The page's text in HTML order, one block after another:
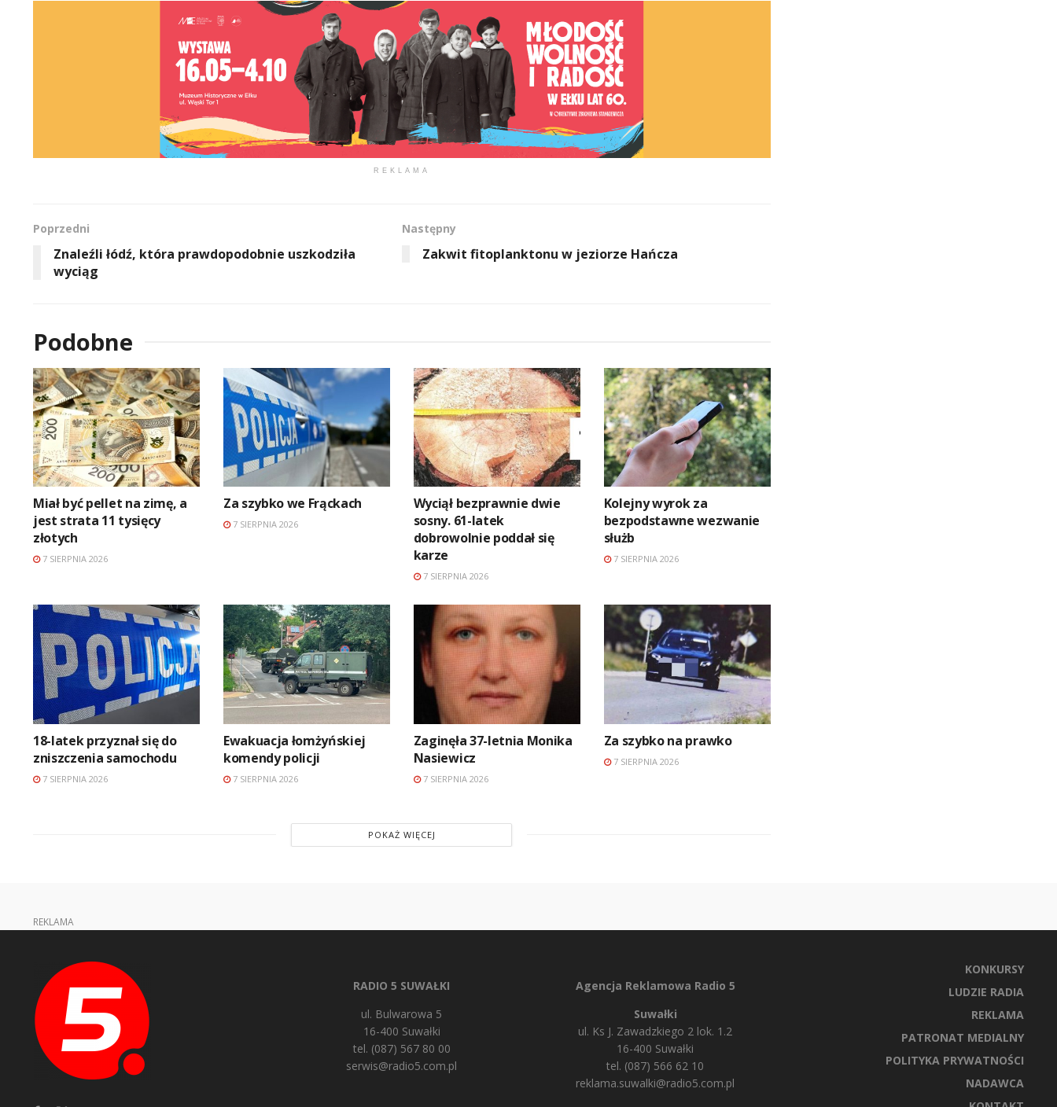
REKLAMA
Poprzedni
Znaleźli łódź, która prawdopodobnie uszkodziła
wyciąg
Następny
Zakwit fitoplanktonu w jeziorze Hańcza
Podobne
Miał być pellet na zimę, a
jest strata 11 tysięcy
złotych
7 SIERPNIA 2026
Za szybko we Frąckach
7 SIERPNIA 2026
Wyciął bezprawnie dwie
sosny. 61-latek
dobrowolnie poddał się
karze
7 SIERPNIA 2026
Kolejny wyrok za
bezpodstawne wezwanie
służb
7 SIERPNIA 2026
18-latek przyznał się do
zniszczenia samochodu
7 SIERPNIA 2026
Ewakuacja łomżyńskiej
komendy policji
7 SIERPNIA 2026
Zaginęła 37-letnia Monika
Nasiewicz
7 SIERPNIA 2026
Za szybko na prawko
7 SIERPNIA 2026
POKAŻ WIĘCEJ
REKLAMA
RADIO 5 SUWAŁKI
ul. Bulwarowa 5
16-400 Suwałki
tel. (087) 567 80 00
serwis@radio5.com.pl
Agencja Reklamowa Radio 5
Suwałki
ul. Ks J. Zawadzkiego 2 lok. 1.2
16-400 Suwałki
tel. (087) 566 62 10
reklama.suwalki@radio5.com.pl
KONKURSY
LUDZIE RADIA
REKLAMA
PATRONAT MEDIALNY
POLITYKA PRYWATNOŚCI
NADAWCA